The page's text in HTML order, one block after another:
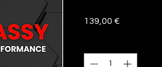
139,00 €